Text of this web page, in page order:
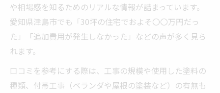
や相場感を知るためのリアルな情報が詰まっています。
愛知県津島市でも「30坪の住宅でおよそ〇〇万円だっ
た」「追加費用が発生しなかった」などの声が多く見ら
れます。
口コミを参考にする際は、工事の規模や使用した塗料の
種類、付帯工事（ベランダや屋根の塗装など）の有無も